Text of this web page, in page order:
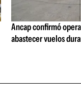
Ancap confirmó
abastecer vuelos